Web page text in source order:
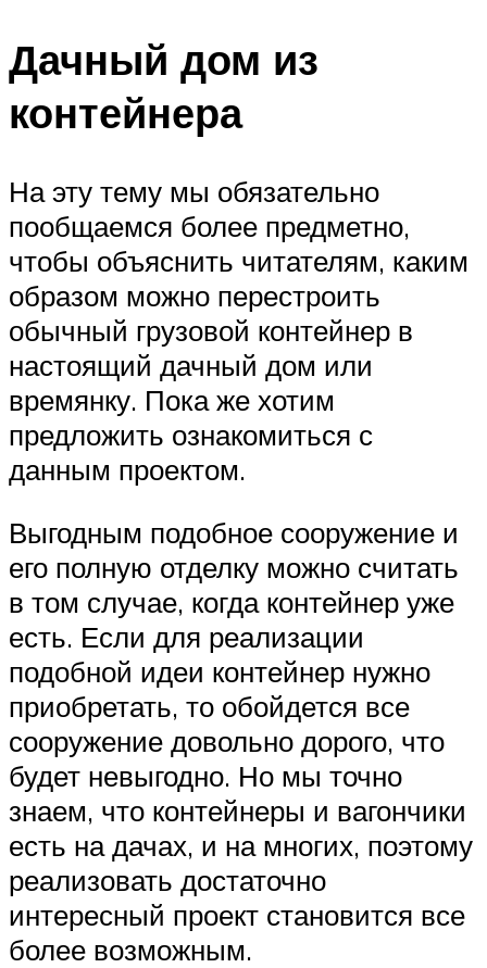
Дачный дом из
контейнера
На эту тему мы обязательно
пообщаемся более предметно,
чтобы объяснить читателям, каким
образом можно перестроить
обычный грузовой контейнер в
настоящий дачный дом или
времянку. Пока же хотим
предложить ознакомиться с
данным проектом.
Выгодным подобное сооружение и
его полную отделку можно считать
в том случае, когда контейнер уже
есть. Если для реализации
подобной идеи контейнер нужно
приобретать, то обойдется все
сооружение довольно дорого, что
будет невыгодно. Но мы точно
знаем, что контейнеры и вагончики
есть на дачах, и на многих, поэтому
реализовать достаточно
интересный проект становится все
более возможным.